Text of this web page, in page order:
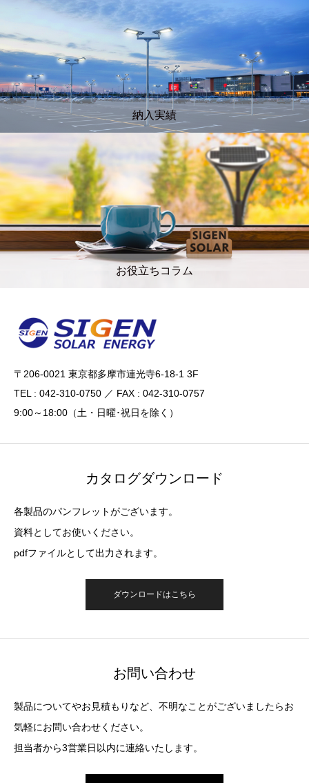
納入実績
お役立ちコラム
〒206-0021 東京都多摩市連光寺6-18-1 3F
TEL : 042-310-0750 ／ FAX : 042-310-0757
9:00～18:00（土・日曜･祝日を除く）
カタログダウンロード
各製品のパンフレットがございます。
資料としてお使いください。
pdfファイルとして出力されます。
ダウンロードはこちら
お問い合わせ
製品についてやお見積もりなど、不明なことがございましたらお
気軽にお問い合わせください。
担当者から3営業日以内に連絡いたします。